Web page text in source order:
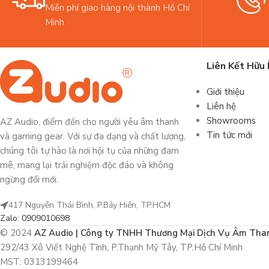
Miễn phí giao hàng nội thành Hồ Chí
Minh
AZ Audio, điểm đến cho người yêu âm thanh
và gaming gear. Với sự đa dạng và chất lượng,
chúng tôi tự hào là nơi hội tụ của những đam
mê, mang lại trải nghiệm độc đáo và không
ngừng đổi mới.
417 Nguyễn Thái Bình, P.Bảy Hiền, TP.HCM
Zalo: 0909010698
Liên Kết Hữu
Giới thiệu
Liên hệ
Showrooms
Tin tức mới
© 2024 AZ Audio | Công ty TNHH Thương Mại Dịch Vụ Âm
292/43 Xô Viết Nghệ Tĩnh, P.Thạnh Mỹ Tây, TP.Hồ Chí Minh
MST: 0313199464